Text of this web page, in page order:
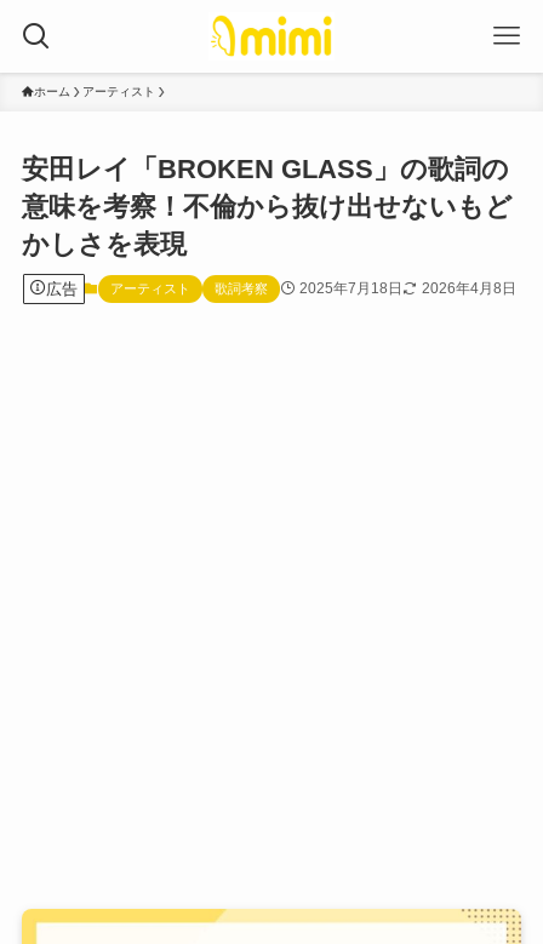
ホーム アーティスト
安田レイ「BROKEN GLASS」の歌詞の
意味を考察！不倫から抜け出せないもど
かしさを表現
広告 アーティスト 歌詞考察 2025年7月18日 2026年4月8日